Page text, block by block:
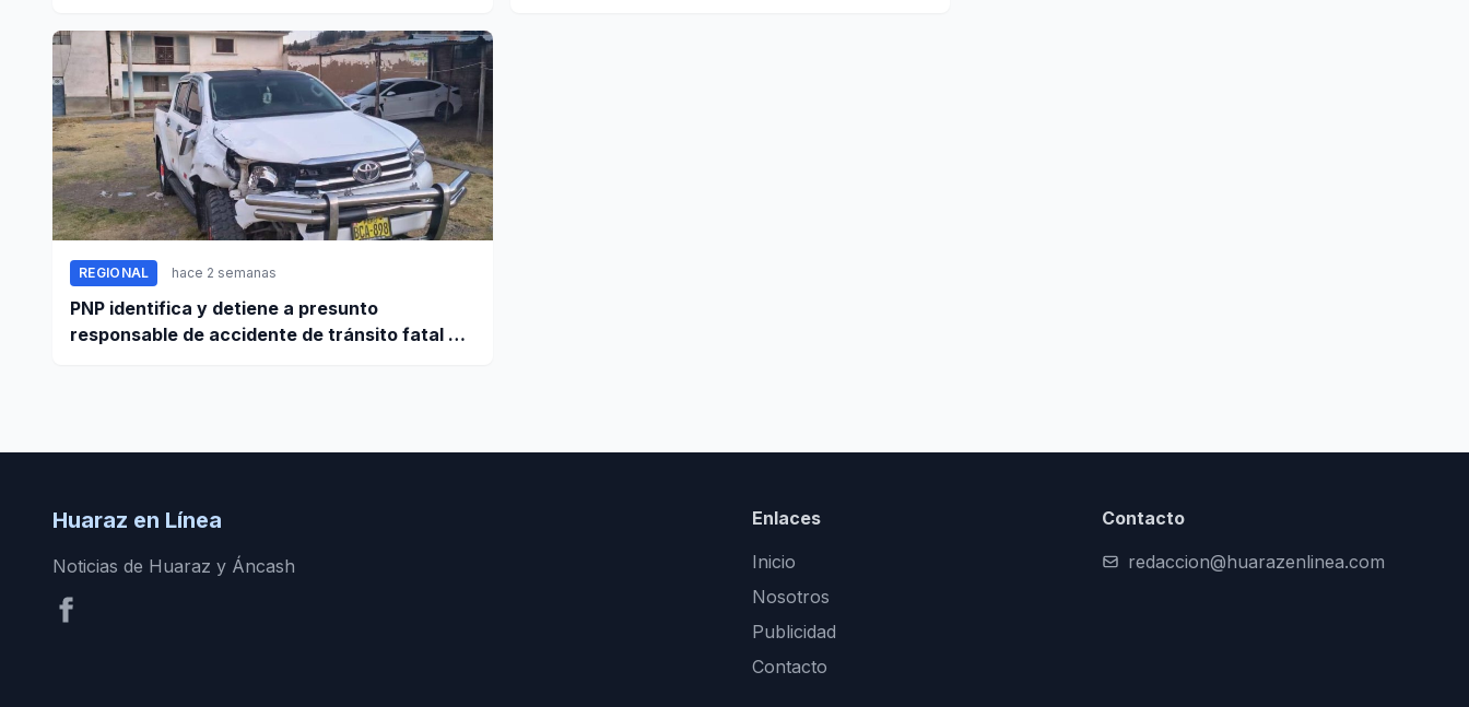
REGIONAL hace 2 semanas
PNP identifica y detiene a presunto
responsable de accidente de tránsito fatal en
Huaraz en Línea
Noticias de Huaraz y Áncash
Enlaces
Inicio
Nosotros
Publicidad
Contacto
Contacto
redaccion@huarazenlinea.com